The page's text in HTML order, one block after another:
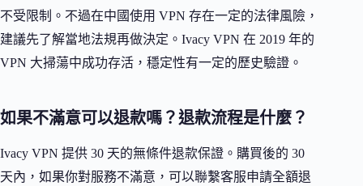
不受限制。不過在中國使用 VPN 存在一定的法律風險，
建議先了解當地法規再做決定。Ivacy VPN 在 2019 年的
VPN 大掃蕩中成功存活，穩定性有一定的歷史驗證。
如果不滿意可以退款嗎？退款流程是什麼？
Ivacy VPN 提供 30 天的無條件退款保證。購買後的 30
天內，如果你對服務不滿意，可以聯繫客服申請全額退